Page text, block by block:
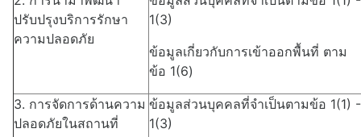
ปรับปรุงบริการรักษา
ความปลอดภัย
1(3)
ข้อมูลเกี่ยวกับการเข้าออกพื้นที่ ตาม
ข้อ 1(6)
3. การจัดการด้านความ
ปลอดภัยในสถานที่
ข้อมูลส่วนบุคคลที่จำเป็นตามข้อ 1(1) -
1(3)